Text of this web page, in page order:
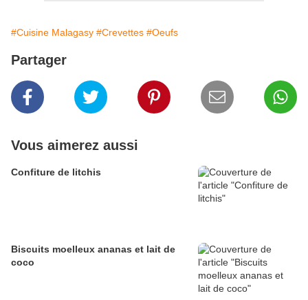
#Cuisine Malagasy #Crevettes #Oeufs
Partager
Vous aimerez aussi
Confiture de litchis
Biscuits moelleux ananas et lait de
coco